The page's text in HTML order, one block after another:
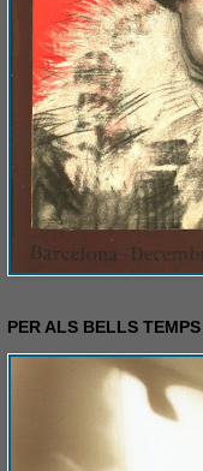
PER ALS BELLS TEMPS